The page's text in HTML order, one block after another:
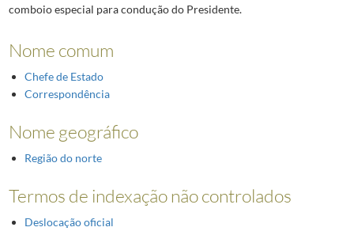
comboio especial para condução do Presidente.
Nome comum
Chefe de Estado
Correspondência
Nome geográfico
Região do norte
Termos de indexação não controlados
Deslocação oficial